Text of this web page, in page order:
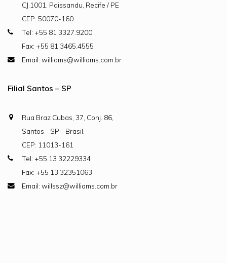
CJ.1001, Paissandu, Recife / PE
CEP: 50070-160
Tel: +55 81 3327.9200
Fax: +55 81 3465.4555
Email: williams@williams.com.br
Filial Santos – SP
Rua Braz Cubas, 37, Conj. 86,
Santos - SP - Brasil.
CEP: 11013-161
Tel: +55 13 32229334
Fax: +55 13 32351063
Email: willssz@williams.com.br